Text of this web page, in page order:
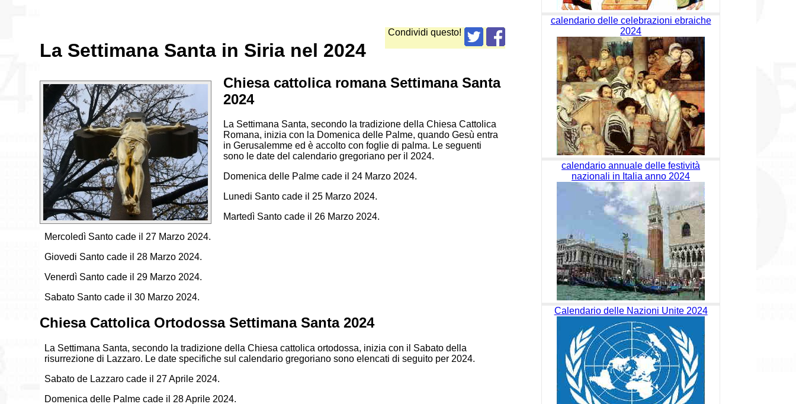
Condividi questo!
La Settimana Santa in Siria nel 2024
Chiesa cattolica romana Settimana Santa
2024
La Settimana Santa, secondo la tradizione della Chiesa Cattolica
Romana, inizia con la Domenica delle Palme, quando Gesù entra
in Gerusalemme ed è accolto con foglie di palma. Le seguenti
sono le date del calendario gregoriano per il 2024.
Domenica delle Palme cade il 24 Marzo 2024.
Lunedi Santo cade il 25 Marzo 2024.
Martedì Santo cade il 26 Marzo 2024.
Mercoledì Santo cade il 27 Marzo 2024.
Giovedi Santo cade il 28 Marzo 2024.
Venerdì Santo cade il 29 Marzo 2024.
Sabato Santo cade il 30 Marzo 2024.
Chiesa Cattolica Ortodossa Settimana Santa 2024
La Settimana Santa, secondo la tradizione della Chiesa cattolica ortodossa, inizia con il Sabato della
risurrezione di Lazzaro. Le date specifiche sul calendario gregoriano sono elencati di seguito per 2024.
Sabato de Lazzaro cade il 27 Aprile 2024.
Domenica delle Palme cade il 28 Aprile 2024.
calendario delle celebrazioni ebraiche
2024
calendario annuale delle festività
nazionali in Italia anno 2024
Calendario delle Nazioni Unite 2024